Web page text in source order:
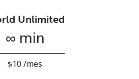
este sitio web, estoy de acuerdo con
Únete
Unlimited
∞ min
⁦$10⁩ /mes